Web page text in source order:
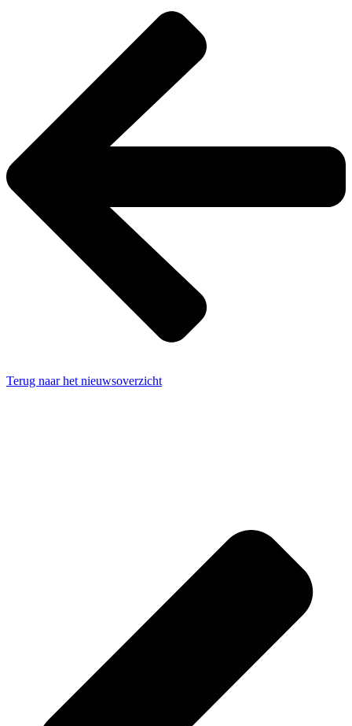
Terug naar het nieuwsoverzicht